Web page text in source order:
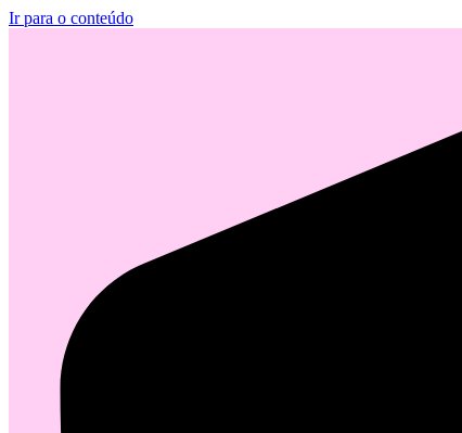
Ir para o conteúdo